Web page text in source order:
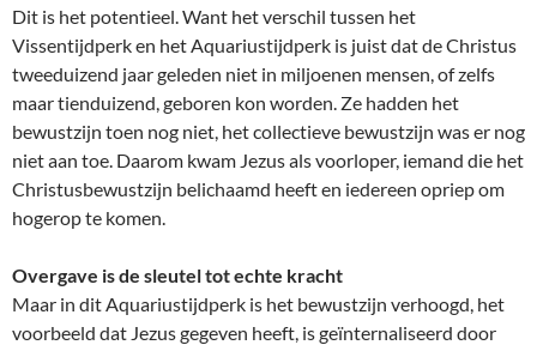
Dit is het potentieel. Want het verschil tussen het
Vissentijdperk en het Aquariustijdperk is juist dat de Christus
tweeduizend jaar geleden niet in miljoenen mensen, of zelfs
maar tienduizend, geboren kon worden. Ze hadden het
bewustzijn toen nog niet, het collectieve bewustzijn was er nog
niet aan toe. Daarom kwam Jezus als voorloper, iemand die het
Christusbewustzijn belichaamd heeft en iedereen opriep om
hogerop te komen.
Overgave is de sleutel tot echte kracht
Maar in dit Aquariustijdperk is het bewustzijn verhoogd, het
voorbeeld dat Jezus gegeven heeft, is geïnternaliseerd door